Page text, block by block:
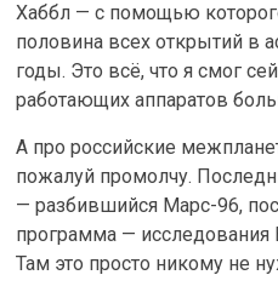
Хаббл — с помощью
половина всех открытий в
годы. Это всё, что я смог
работающих аппаратов
А про российские
пожалуй промолчу.
— разбившийся Марс-96,
программа —
Там это просто никому не